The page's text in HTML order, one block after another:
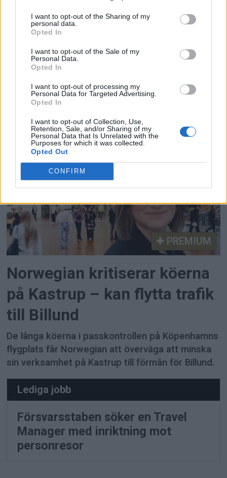
I want to opt-out of the Sharing of my
personal data.
Opted In
I want to opt-out of the Sale of my
Personal Data.
Opted In
I want to opt-out of processing my
Personal Data for Targeted Advertising.
Opted In
I want to opt-out of Collection, Use,
Retention, Sale, and/or Sharing of my
Personal Data that Is Unrelated with the
Purposes for which it was collected.
Opted Out
CONFIRM
Den mest lönsamma
hotellinvesteringen får plats
i en minibar
Nya sviter, spa och prisbelönta restauranger.
Många av dagens hotell är så mycket mer än
bara en plats att övernatta på. Ändå är det i ett
kylskåp jag hittar hotellets identitet.
PREMIUM
Norwegian kritiserar köerna
på Kastrup – kan flytta trafik
till Billund
De långa köerna i passkontrollen på Köpenhamns
flygplats får Norwegian att överväga att minska
sin verksamhet på Kastrup till förmån för Billund.
Lediga jobb
Försvarsstaben söker en Travel
Manager med inriktning mot
personresor